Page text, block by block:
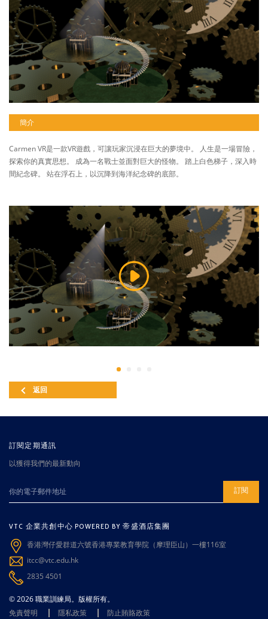
簡介
Carmen VR是一款VR遊戲，可讓玩家沉浸在巨大的夢境中。 人生是一場冒險，
探索你的真實思想。 成為一名戰士並面對巨大的怪物。 踏上白色梯子，深入時
間紀念碑。 站在浮石上，以沉降到海洋紀念碑的底部。
返回
訂閱定期通訊
以獲得我們的最新動向
訂閱
VTC 企業共創中心 POWERED BY 帝盛酒店集團
香港灣仔愛群道六號香港專業教育學院（摩理臣山）一樓116室
itcc@vtc.edu.hk
2835 4501
© 2026 職業訓練局。版權所有。
免責聲明
隱私政策 防止賄賂政策